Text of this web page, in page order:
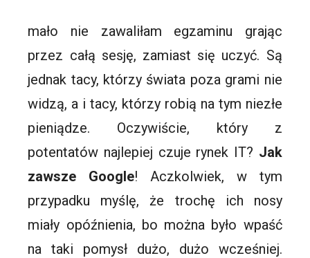
mało nie zawaliłam egzaminu grając
przez całą sesję, zamiast się uczyć. Są
jednak tacy, którzy świata poza grami nie
widzą, a i tacy, którzy robią na tym niezłe
pieniądze. Oczywiście, który z
potentatów najlepiej czuje rynek IT? Jak
zawsze Google! Aczkolwiek, w tym
przypadku myślę, że trochę ich nosy
miały opóźnienia, bo można było wpaść
na taki pomysł dużo, dużo wcześniej.